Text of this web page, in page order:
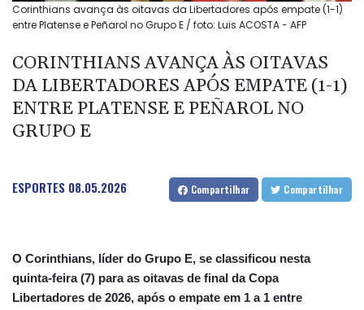
Corinthians avança às oitavas da Libertadores após empate (1-1)
entre Platense e Peñarol no Grupo E / foto: Luis ACOSTA - AFP
CORINTHIANS AVANÇA ÀS OITAVAS
DA LIBERTADORES APÓS EMPATE (1-1)
ENTRE PLATENSE E PEÑAROL NO
GRUPO E
ESPORTES 08.05.2026 Compartilhar Compartilhar
O Corinthians, líder do Grupo E, se classificou nesta
quinta-feira (7) para as oitavas de final da Copa
Libertadores de 2026, após o empate em 1 a 1 entre